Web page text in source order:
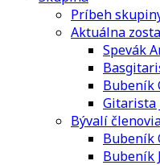
Príbeh
Aktuálna
Spevák
Bubeník
Gitarista
Bývalí
Bubeník
Bubeník